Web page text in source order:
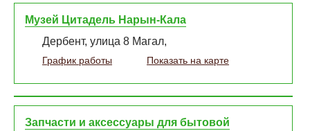
Музей Цитадель Нарын-Кала
Дербент, улица 8 Магал,
График работы Показать на карте
Запчасти и аксессуары для бытовой